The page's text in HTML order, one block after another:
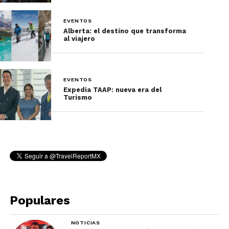
EVENTOS
Alberta: el destino que transforma
al viajero
EVENTOS
Expedia TAAP: nueva era del
Turismo
Populares
NOTICIAS